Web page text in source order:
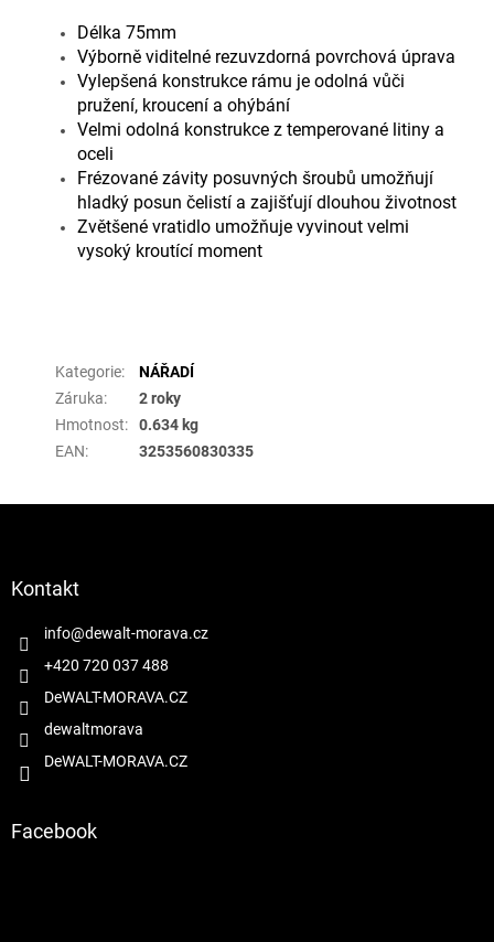
Délka 75mm
Výborně viditelné rezuvzdorná povrchová úprava
Vylepšená konstrukce rámu je odolná vůči
pružení, kroucení a ohýbání
Velmi odolná konstrukce z temperované litiny a
oceli
Frézované závity posuvných šroubů umožňují
hladký posun čelistí a zajišťují dlouhou životnost
Zvětšené vratidlo umožňuje vyvinout velmi
vysoký kroutící moment
Kategorie:
NÁŘADÍ
Záruka:
2 roky
Hmotnost:
0.634 kg
EAN: 3253560830335
Kontakt
info@dewalt-morava.cz
+420 720 037 488
DeWALT-MORAVA.CZ
dewaltmorava
DeWALT-MORAVA.CZ
Facebook